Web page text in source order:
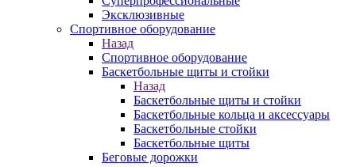
Эксклюзивные
Спортивное оборудование
Назад
Спортивное оборудование
Баскетбольные щиты и стойки
Назад
Баскетбольные щиты и стойки
Баскетбольные кольца и аксессуары
Баскетбольные стойки
Баскетбольные щиты
Беговые дорожки